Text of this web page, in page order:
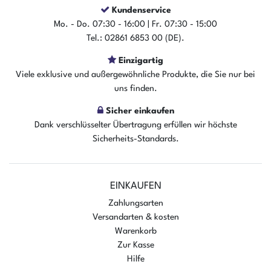
Der Artikel ist sofort verfügbar
In den Warenkorb
Kundenservice
Mo. - Do. 07:30 - 16:00 | Fr. 07:30 - 15:00
Tel.: 02861 6853 00 (DE).
Einzigartig
Viele exklusive und außergewöhnliche Produkte, die Sie nur bei
uns finden.
Sicher einkaufen
Dank verschlüsselter Übertragung erfüllen wir höchste
Sicherheits-Standards.
EINKAUFEN
Zahlungsarten
Versandarten & kosten
Warenkorb
Zur Kasse
Hilfe